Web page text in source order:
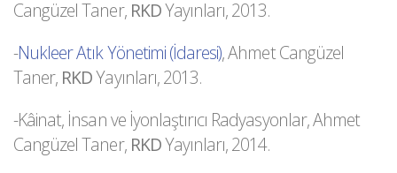
Cangüzel Taner, RKDYayınları, 2013.
-Nukleer Atık Yönetimi (İdaresi), Ahmet Cangüzel
Taner, RKDYayınları, 2013.
-Kâinat, İnsan ve İyonlaştırıcı Radyasyonlar, Ahmet
Cangüzel Taner, RKDYayınları, 2014.